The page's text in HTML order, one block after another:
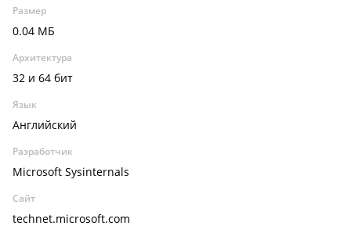
Размер
0.04 МБ
Архитектура
32 и 64 бит
Язык
Английский
Разработчик
Microsoft Sysinternals
Сайт
technet.microsoft.com